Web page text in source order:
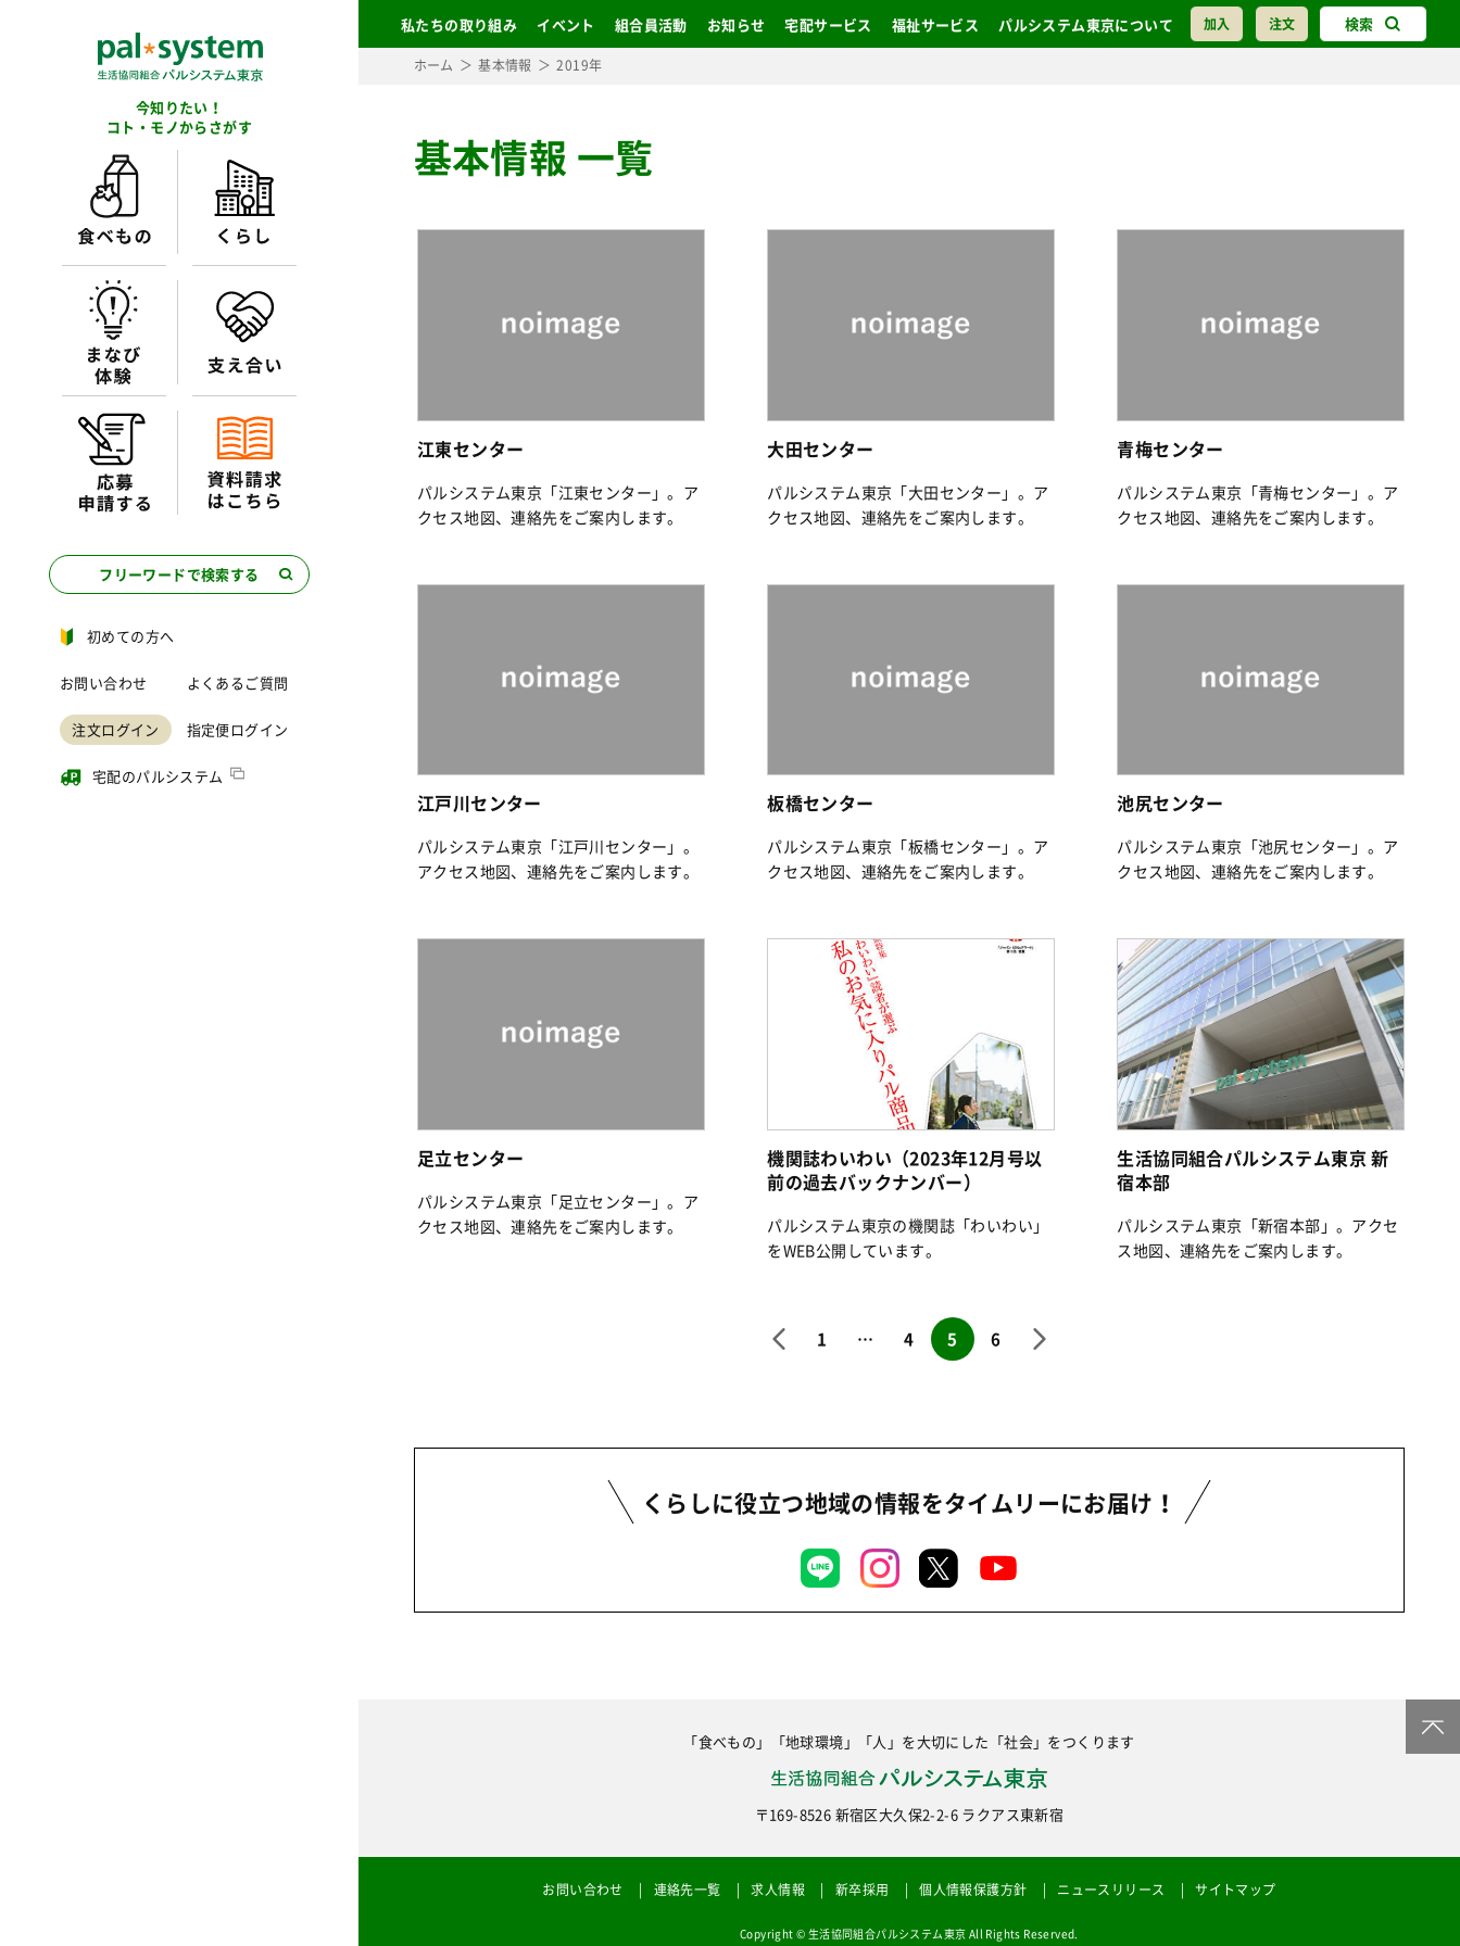
加入 注文 検索
私たちの取り組み イベント 組合員活動 お知らせ 宅配サービス 福祉サービス パルシステム東京について
今知りたい！
コト・モノからさがす
フリーワードで検索する
初めての方へ
お問い合わせ よくあるご質問
注文ログイン 指定便ログイン
宅配のパルシステム
ホーム 基本情報 2019年
基本情報 一覧
江東センター
パルシステム東京「江東センター」。ア
クセス地図、連絡先をご案内します。
大田センター
パルシステム東京「大田センター」。ア
クセス地図、連絡先をご案内します。
青梅センター
パルシステム東京「青梅センター」。ア
クセス地図、連絡先をご案内します。
江戸川センター
パルシステム東京「江戸川センター」。
アクセス地図、連絡先をご案内します。
板橋センター
パルシステム東京「板橋センター」。ア
クセス地図、連絡先をご案内します。
池尻センター
パルシステム東京「池尻センター」。ア
クセス地図、連絡先をご案内します。
足立センター
パルシステム東京「足立センター」。ア
クセス地図、連絡先をご案内します。
機関誌わいわい（2023年12月号以
前の過去バックナンバー）
パルシステム東京の機関誌「わいわい」
をWEB公開しています。
生活協同組合パルシステム東京 新
宿本部
パルシステム東京「新宿本部」。アクセ
ス地図、連絡先をご案内します。
1 … 4 5 6
くらしに役立つ地域の情報をタイムリーにお届け！
「食べもの」「地球環境」「人」を大切にした 「社会」をつくります
〒169-8526 新宿区大久保2-2-6 ラクアス東新宿
お問い合わせ 連絡先一覧 求人情報 新卒採用 個人情報保護方針 ニュースリリース サイトマップ
Copyright © 生活協同組合パルシステム東京 All Rights Reserved.